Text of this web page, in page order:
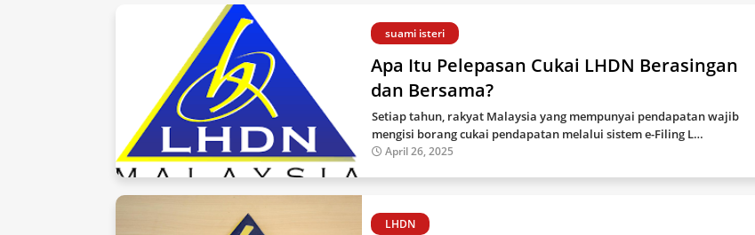
suami isteri
Apa Itu Pelepasan Cukai LHDN Berasingan
dan Bersama?
Setiap tahun, rakyat Malaysia yang mempunyai pendapatan wajib
mengisi borang cukai pendapatan melalui sistem e-Filing L…
April 26, 2025
LHDN